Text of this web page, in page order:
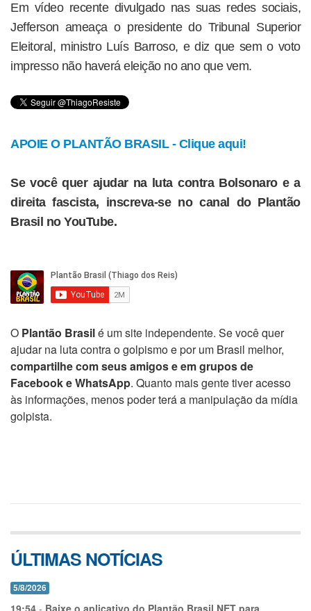
Em vídeo recente divulgado nas suas redes sociais,
Jefferson ameaça o presidente do Tribunal Superior
Eleitoral, ministro Luís Barroso, e diz que sem o voto
impresso não haverá eleição no ano que vem.
APOIE O PLANTÃO BRASIL - Clique aqui!
Se você quer ajudar na luta contra Bolsonaro e a
direita fascista, inscreva-se no canal do Plantão
Brasil no YouTube.
O Plantão Brasilé um site independente. Se você quer
ajudar na luta contra o golpismo e por um Brasil melhor,
compartilhe com seus amigos e em grupos de
Facebook e WhatsApp. Quanto mais gente tiver acesso
às informações, menos poder terá a manipulação da mídia
golpista.
ÚLTIMAS NOTÍCIAS
5/8/2026